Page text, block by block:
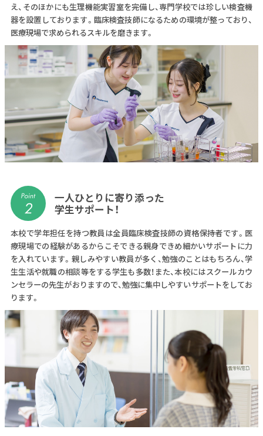
え、そのほかにも生理機能実習室を完備し、専門学校では珍しい検査機
器を設置しております。臨床検査技師になるための環境が整っており、
医療現場で求められるスキルを磨きます。
一人ひとりに寄り添った
学生サポート！
本校で学年担任を持つ教員は全員臨床検査技師の資格保持者です。医
療現場での経験があるからこそできる親身できめ細かいサポートに力
を入れています。親しみやすい教員が多く、勉強のことはもちろん、学
生生活や就職の相談等をする学生も多数！また、本校にはスクールカウ
ンセラーの先生がおりますので、勉強に集中しやすいサポートをしてお
ります。